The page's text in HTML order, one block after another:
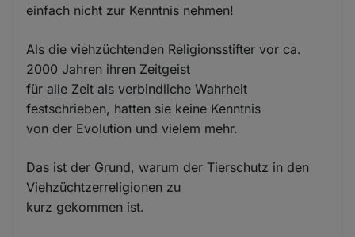
einfach nicht zur Kenntnis nehmen!
Als die viehzüchtenden Religionsstifter vor ca.
2000 Jahren ihren Zeitgeist
für alle Zeit als verbindliche Wahrheit
festschrieben, hatten sie keine Kenntnis
von der Evolution und vielem mehr.
Das ist der Grund, warum der Tierschutz in den
Viehzüchtzerreligionen zu
kurz gekommen ist.